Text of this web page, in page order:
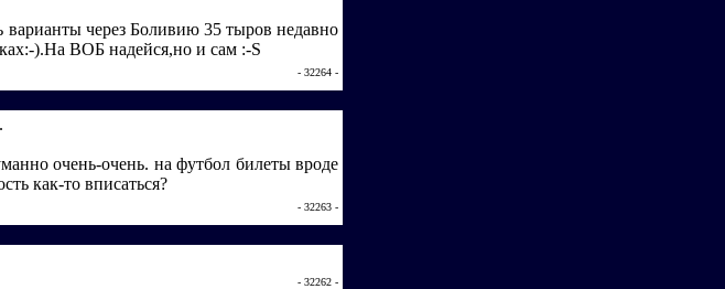
варианты через Боливию 35 тыров недавно
).На ВОБ надейся,но и сам :-S
- 32264 -
очень-очень. на футбол билеты вроде
как-то вписаться?
- 32263 -
- 32262 -